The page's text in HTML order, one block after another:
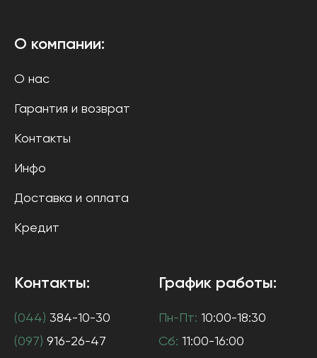
О компании:
О нас
Гарантия и возврат
Контакты
Инфо
Доставка и оплата
Кредит
Контакты:
(044) 384-10-30
(097) 916-26-47
График работы:
Пн-Пт: 10:00-18:30
Сб: 11:00-16:00